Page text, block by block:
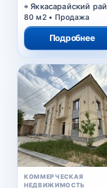
Яккасарайский
80 м2 • Продажа
Подробнее
КОММЕРЧЕСКАЯ
НЕДВИЖИМОСТЬ